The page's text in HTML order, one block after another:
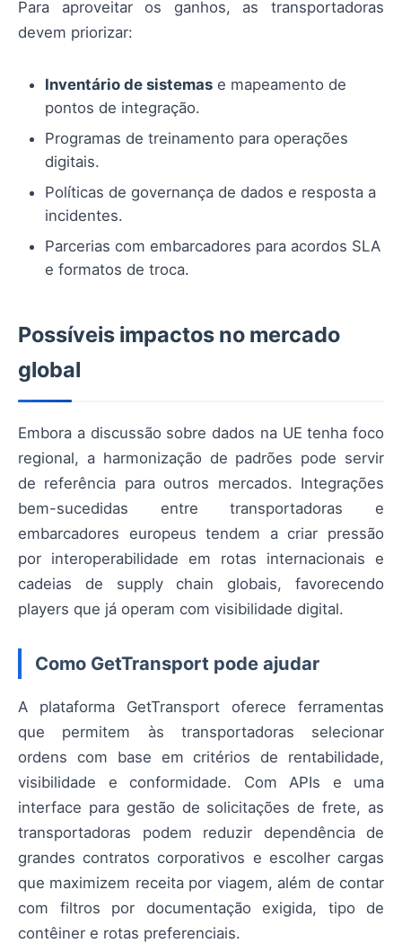
Para aproveitar os ganhos, as transportadoras
devem priorizar:
Inventário de sistemas e mapeamento de
pontos de integração.
Programas de treinamento para operações
digitais.
Políticas de governança de dados e resposta a
incidentes.
Parcerias com embarcadores para acordos SLA
e formatos de troca.
Possíveis impactos no mercado
global
Embora a discussão sobre dados na UE tenha foco
regional, a harmonização de padrões pode servir
de referência para outros mercados. Integrações
bem-sucedidas entre transportadoras e
embarcadores europeus tendem a criar pressão
por interoperabilidade em rotas internacionais e
cadeias de supply chain globais, favorecendo
players que já operam com visibilidade digital.
Como GetTransport pode ajudar
A plataforma GetTransport oferece ferramentas
que permitem às transportadoras selecionar
ordens com base em critérios de rentabilidade,
visibilidade e conformidade. Com APIs e uma
interface para gestão de solicitações de frete, as
transportadoras podem reduzir dependência de
grandes contratos corporativos e escolher cargas
que maximizem receita por viagem, além de contar
com filtros por documentação exigida, tipo de
contêiner e rotas preferenciais.